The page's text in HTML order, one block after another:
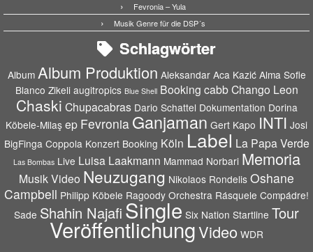
Fevronia – Yula
Musik Genre für die DSP´s
Schlagwörter
Album Album Produktion Aleksandar Aca Kazić Alma Sofie
Blanco Zikeli augitropics Blue Shell Booking cabbChango Leon
Chaski Chupacabras Dario Schattel Dokumentation Dorina
Köbele-Milaş ep Fevronia Ganjaman Gert Kapo INTI Josi
BigFinga Coppola Konzert Booking Köln Label La Papa Verde
Las Bombas Live Luisa Laakmann Mammad Norbari Memoria
Musik Video Neuzugang Nikolaos Rondelis Oshane
Campbell Philipp Köbele Ragoody Orchestra Rásquele Compádre!
Sade Shahin Najafi Single Six Nation Startline Tour
VeröffentlichungVideo WDR